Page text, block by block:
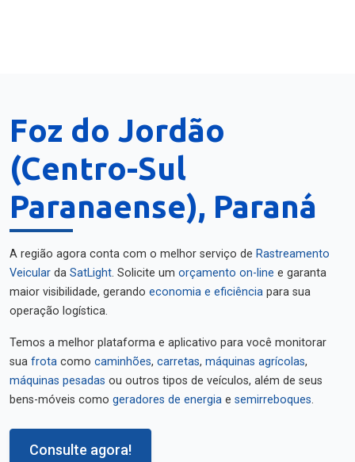
Foz do Jordão
(Centro-Sul
Paranaense), Paraná
A região agora conta com o melhor serviço de Rastreamento
Veicular da SatLight. Solicite um orçamento on-line e garanta
maior visibilidade, gerando economia e eficiência para sua
operação logística.
Temos a melhor plataforma e aplicativo para você monitorar
sua frota como caminhões, carretas, máquinas agrícolas,
máquinas pesadas ou outros tipos de veículos, além de seus
bens-móveis como geradores de energia e semirreboques.
Consulte agora!